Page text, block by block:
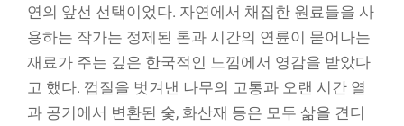
연의 앞선 선택이었다. 자연에서 채집한 원료들을 사
용하는 작가는 정제된 톤과 시간의 연륜이 묻어나는
재료가 주는 깊은 한국적인 느낌에서 영감을 받았다
고 했다. 껍질을 벗겨낸 나무의 고통과 오랜 시간 열
과 공기에서 변환된 숯, 화산재 등은 모두 삶을 견디